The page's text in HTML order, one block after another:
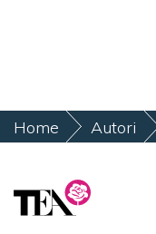
Home Autori